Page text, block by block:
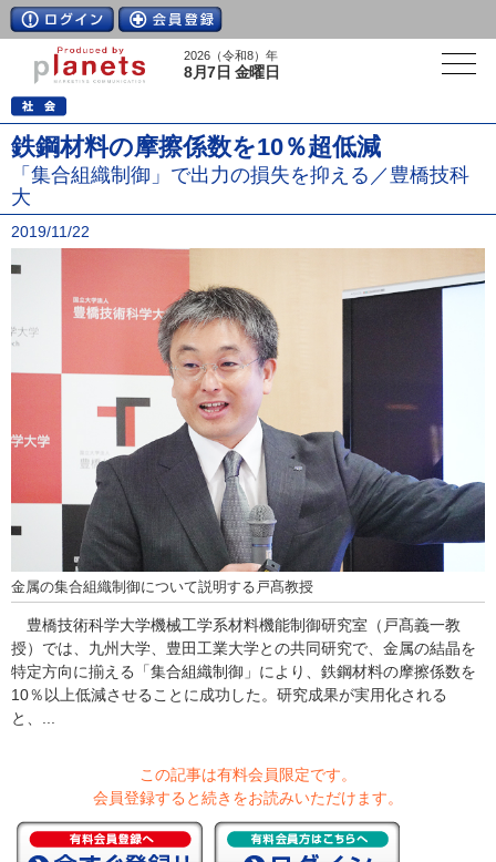
2026（令和8）年
8月7日 金曜日
鉄鋼材料の摩擦係数を10％超低減
「集合組織制御」で出力の損失を抑える／豊橋技科
大
2019/11/22
金属の集合組織制御について説明する戸髙教授
豊橋技術科学大学機械工学系材料機能制御研究室（戸髙義一教
授）では、九州大学、豊田工業大学との共同研究で、金属の結晶を
特定方向に揃える「集合組織制御」により、鉄鋼材料の摩擦係数を
10％以上低減させることに成功した。研究成果が実用化される
と、...
この記事は有料会員限定です。
会員登録すると続きをお読みいただけます。